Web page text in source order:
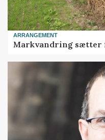
ARRANGEMENT
Markvandring sætter